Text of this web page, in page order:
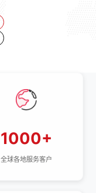
全球各地服务客户
1000+